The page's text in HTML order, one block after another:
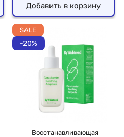
Добавить в корзину
SALE
-20%
Восстанавливающая